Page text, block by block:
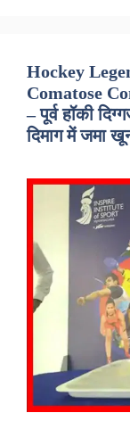
Hockey
Comatose
– पूर्व हॉकी
दिमाग में जमा